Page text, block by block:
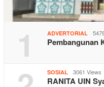
1 ADVERTORIAL
Pembangunan
SOSIAL 3061 Views
RANITA UIN